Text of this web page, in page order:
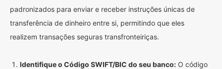
padronizados para enviar e receber instruções únicas de
transferência de dinheiro entre si, permitindo que eles
realizem transações seguras transfronteiriças.
Identifique o Código SWIFT/BIC do seu banco: O código